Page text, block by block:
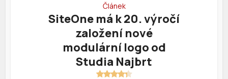
Článek
SiteOne má k 20. výročí
založení nové
modulární logo od
Studia Najbrt